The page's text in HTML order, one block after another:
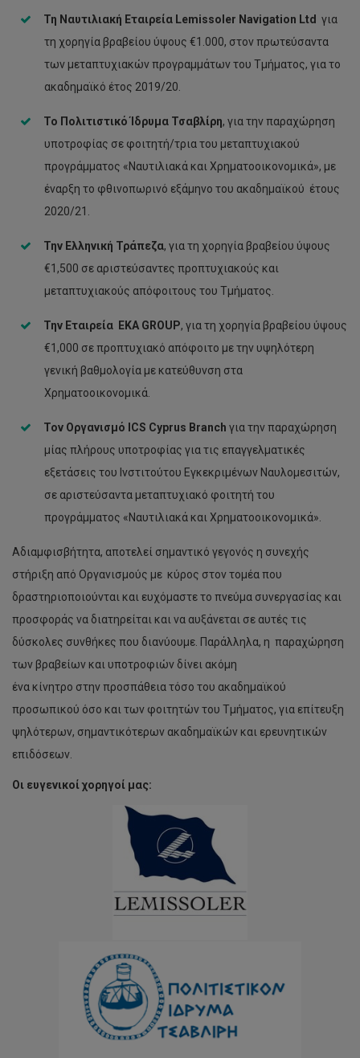
Τη Ναυτιλιακή Εταιρεία Lemissoler Navigation Ltd για
τη χορηγία βραβείου ύψους €1.000, στον πρωτεύσαντα
των μεταπτυχιακών προγραμμάτων του Τμήματος, για το
ακαδημαϊκό έτος 2019/20.
Το Πολιτιστικό Ίδρυμα Τσαβλίρη, για την παραχώρηση
υποτροφίας σε φοιτητή/τρια του μεταπτυχιακού
προγράμματος «Ναυτιλιακά και Χρηματοοικονομικά», με
έναρξη το φθινοπωρινό εξάμηνο του ακαδημαϊκού έτους
2020/21.
Την Ελληνική Τράπεζα, για τη χορηγία βραβείου ύψους
€1,500 σε αριστεύσαντες προπτυχιακούς και
μεταπτυχιακούς απόφοιτους του Τμήματος.
Την Εταιρεία EKA GROUP, για τη χορηγία βραβείου ύψους
€1,000 σε προπτυχιακό απόφοιτο με την υψηλότερη
γενική βαθμολογία με κατεύθυνση στα
Χρηματοοικονομικά.
Τον Οργανισμό ICS Cyprus Branch για την παραχώρηση
μίας πλήρους υποτροφίας για τις επαγγελματικές
εξετάσεις του Ινστιτούτου Εγκεκριμένων Ναυλομεσιτών,
σε αριστεύσαντα μεταπτυχιακό φοιτητή του
προγράμματος «Ναυτιλιακά και Χρηματοοικονομικά».
Αδιαμφισβήτητα, αποτελεί σημαντικό γεγονός η συνεχής
στήριξη από Οργανισμούς με κύρος στον τομέα που
δραστηριοποιούνται και ευχόμαστε το πνεύμα συνεργασίας και
προσφοράς να διατηρείται και να αυξάνεται σε αυτές τις
δύσκολες συνθήκες που διανύουμε. Παράλληλα, η παραχώρηση
των βραβείων και υποτροφιών δίνει ακόμη
ένα κίνητρο στην προσπάθεια τόσο του ακαδημαϊκού
προσωπικού όσο και των φοιτητών του Τμήματος, για επίτευξη
ψηλότερων, σημαντικότερων ακαδημαϊκών και ερευνητικών
επιδόσεων.
Οι ευγενικοί χορηγοί μας: